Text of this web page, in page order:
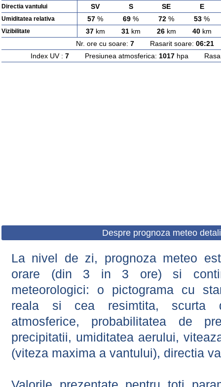
Directia vantului SV S SE E
Umiditatea relativa 57 % 69 % 72 % 53 %
Vizibilitate 37km 31km 26km 40km
Nr. ore cu soare: 7Rasarit soare: 06:21
Index UV : 7Presiunea atmosferica: 1017hpa
Despre prognoza meteo
La nivel de zi, prognoza meteo
orare (din 3 in 3 ore) si
meteorologici: o pictograma cu
reala si cea resimtita, scurta
atmosferice, probabilitatea de
precipitatii, umiditatea aerului,
(viteza maxima a vantului), directia